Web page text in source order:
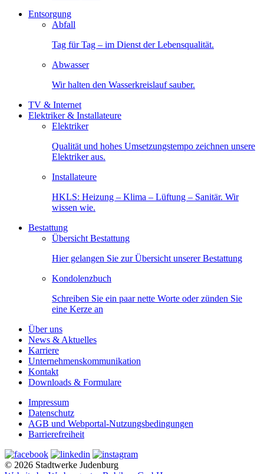
Entsorgung
Abfall
Tag für Tag – im Dienst der Lebensqualität.
Abwasser
Wir halten den Wasserkreislauf sauber.
TV & Internet
Elektriker & Installateure
Elektriker
Qualität und hohes Umsetzungstempo zeichnen unsere
Elektriker aus.
Installateure
HKLS: Heizung – Klima – Lüftung – Sanitär. Wir
wissen wie.
Bestattung
Übersicht Bestattung
Hier gelangen Sie zur Übersicht unserer Bestattung
Kondolenzbuch
Schreiben Sie ein paar nette Worte oder zünden Sie
eine Kerze an
Über uns
News & Aktuelles
Karriere
Unternehmenskommunikation
Kontakt
Downloads & Formulare
Impressum
Datenschutz
AGB und Webportal-Nutzungsbedingungen
Barrierefreiheit
© 2026 Stadtwerke Judenburg